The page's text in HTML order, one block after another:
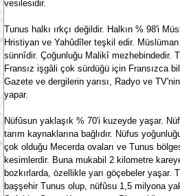
vesilesidir.
Tunus halkı ırkçı değildir. Halkın % 98'i
Hristiyan ve Yahûdîler teşkil edir.
sünnîdir. Çoğunluğu Malikî mezhebindedir.
Fransız işgâli çok sürdüğü için Fransızca
Gazete ve dergilerin yarısı, Radyo ve
yapar.
Nüfûsun yaklaşık % 70'i kuzeyde yaşar.
tarım kaynaklarına bağlıdır. Nüfus
çok olduğu Mecerda ovaları ve Tunus
kesimlerdir. Buna mukabil 2 kilometre
bozkırlarda, özellikle yarı göçebeler yaşar.
başşehir Tunus olup, nüfûsu 1,5 milyona